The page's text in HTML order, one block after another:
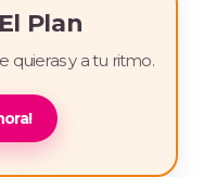
El Plan
quieras y a tu ritmo.